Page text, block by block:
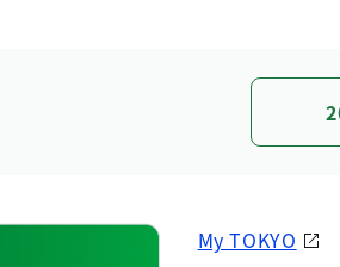
My TOKYO